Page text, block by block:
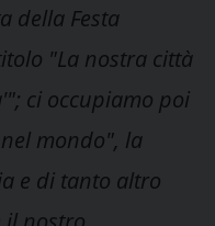
della Festa
"La nostra città
ci occupiamo poi
mondo", la
e di tanto altro